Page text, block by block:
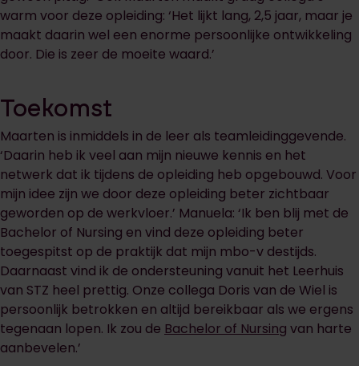
warm voor deze opleiding: ‘Het lijkt lang, 2,5 jaar, maar je
maakt daarin wel een enorme persoonlijke ontwikkeling
door. Die is zeer de moeite waard.’
Toekomst
Maarten is inmiddels in de leer als teamleidinggevende.
‘Daarin heb ik veel aan mijn nieuwe kennis en het
netwerk dat ik tijdens de opleiding heb opgebouwd. Voor
mijn idee zijn we door deze opleiding beter zichtbaar
geworden op de werkvloer.’ Manuela: ‘Ik ben blij met de
Bachelor of Nursing en vind deze opleiding beter
toegespitst op de praktijk dat mijn mbo-v destijds.
Daarnaast vind ik de ondersteuning vanuit het Leerhuis
van STZ heel prettig. Onze collega Doris van de Wiel is
persoonlijk betrokken en altijd bereikbaar als we ergens
tegenaan lopen. Ik zou de Bachelor of Nursing van harte
aanbevelen.’